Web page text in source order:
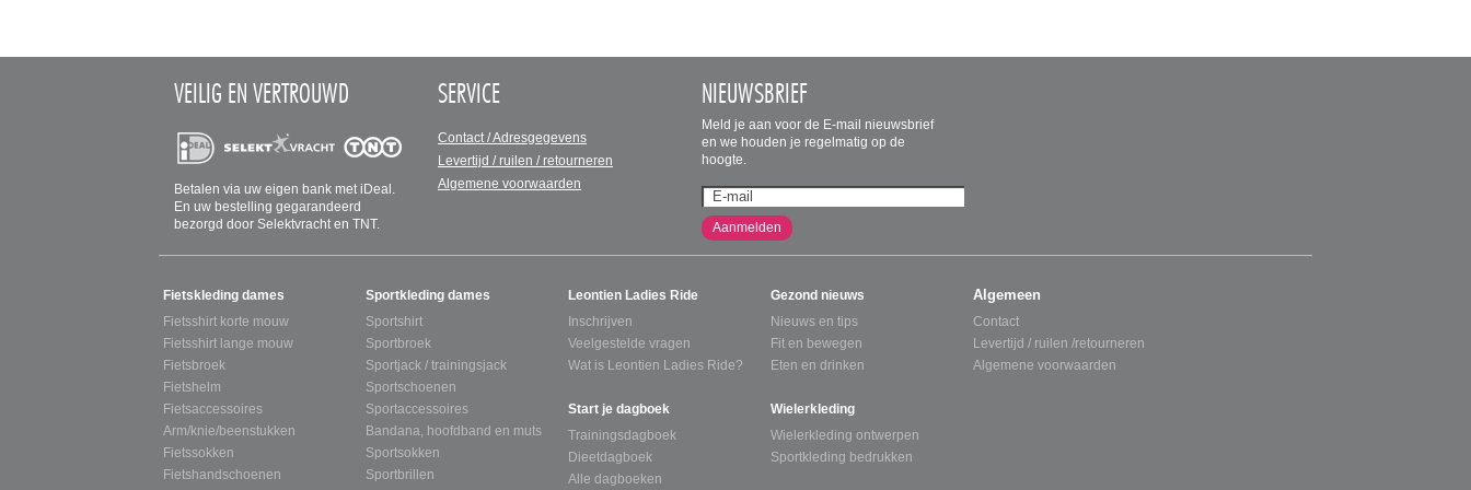
VEILIG EN VERTROUWD
Betalen via uw eigen bank met iDeal.
En uw bestelling gegarandeerd
bezorgd door Selektvracht en TNT.
SERVICE
Contact / Adresgegevens
Levertijd / ruilen / retourneren
Algemene voorwaarden
NIEUWSBRIEF
Meld je aan voor de E-mail nieuwsbrief
en we houden je regelmatig op de
hoogte.
Aanmelden
SITEMAP
Fietskleding dames
Fietsshirt korte mouw
Fietsshirt lange mouw
Fietsbroek
Fietshelm
Fietsaccessoires
Arm/knie/beenstukken
Fietssokken
Fietshandschoenen
Sportkleding dames
Sportshirt
Sportbroek
Sportjack / trainingsjack
Sportschoenen
Sportaccessoires
Bandana, hoofdband en muts
Sportsokken
Sportbrillen
Leontien Ladies Ride
Inschrijven
Veelgestelde vragen
Wat is Leontien Ladies Ride?
Start je dagboek
Trainingsdagboek
Dieetdagboek
Alle dagboeken
Gezond nieuws
Nieuws en tips
Fit en bewegen
Eten en drinken
Wielerkleding
Wielerkleding ontwerpen
Sportkleding bedrukken
Algemeen
Contact
Levertijd / ruilen /retourneren
Algemene voorwaarden